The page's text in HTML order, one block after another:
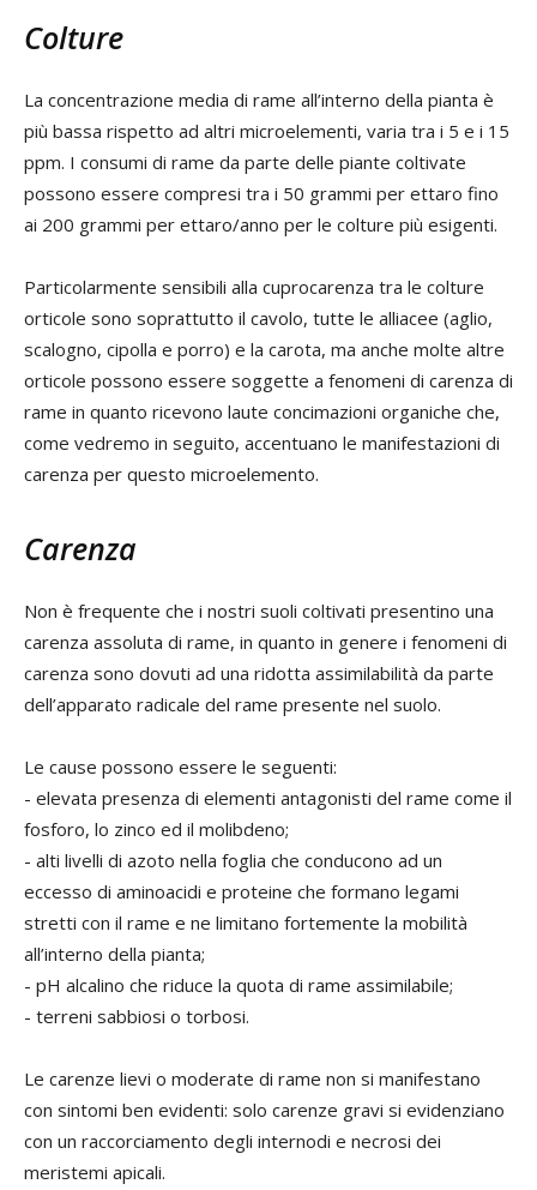
Colture
La concentrazione media di rame all’interno della pianta è
più bassa rispetto ad altri microelementi, varia tra i 5 e i 15
ppm. I consumi di rame da parte delle piante coltivate
possono essere compresi tra i 50 grammi per ettaro fino
ai 200 grammi per ettaro/anno per le colture più esigenti.
Particolarmente sensibili alla cuprocarenza tra le colture
orticole sono soprattutto il cavolo, tutte le alliacee (aglio,
scalogno, cipolla e porro) e la carota, ma anche molte altre
orticole possono essere soggette a fenomeni di carenza di
rame in quanto ricevono laute concimazioni organiche che,
come vedremo in seguito, accentuano le manifestazioni di
carenza per questo microelemento.
Carenza
Non è frequente che i nostri suoli coltivati presentino una
carenza assoluta di rame, in quanto in genere i fenomeni di
carenza sono dovuti ad una ridotta assimilabilità da parte
dell’apparato radicale del rame presente nel suolo.
Le cause possono essere le seguenti:
- elevata presenza di elementi antagonisti del rame come il
fosforo, lo zinco ed il molibdeno;
- alti livelli di azoto nella foglia che conducono ad un
eccesso di aminoacidi e proteine che formano legami
stretti con il rame e ne limitano fortemente la mobilità
all’interno della pianta;
- pH alcalino che riduce la quota di rame assimilabile;
- terreni sabbiosi o torbosi.
Le carenze lievi o moderate di rame non si manifestano
con sintomi ben evidenti: solo carenze gravi si evidenziano
con un raccorciamento degli internodi e necrosi dei
meristemi apicali.